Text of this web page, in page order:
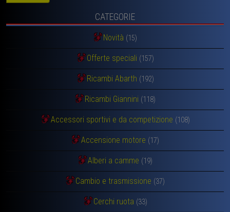
CATEGORIE
Novità (15)
Offerte speciali (157)
Ricambi Abarth (192)
Ricambi Giannini (118)
Accessori sportivi e da competizione (108)
Accensione motore (17)
Alberi a camme (19)
Cambio e trasmissione (37)
Cerchi ruota (33)